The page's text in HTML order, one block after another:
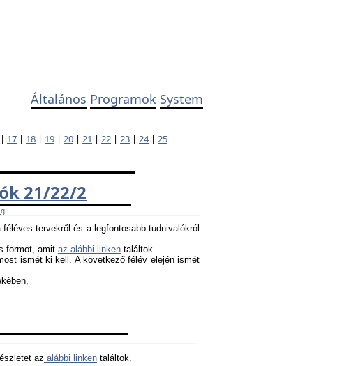
Általános Programok System
| 17 | 18 | 19 | 20 | 21 | 22 | 23 | 24| 25
21/22/2
tervekről és a legfontosabb tudnivalókról
formot, amit az alábbi linken találtok.
ismét ki kell. A következő félév elején ismét
az alábbi linken találtok.